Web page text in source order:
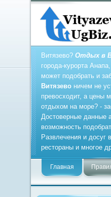
Витязево? Отдых в
города-курорта
может подобрать и
Витязево ничем не
превосходит, а цены
отдыхом на море? -
Достоверные данные
возможность
Развлечения и досуг
рестораны и многое
Главная